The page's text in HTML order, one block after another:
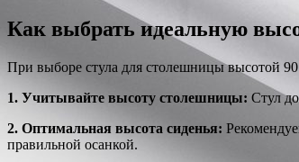
Как выбрать идеальную
При выборе стула для столешницы высотой
1. Учитывайте высоту столешницы: Стул
2. Оптимальная высота сиденья:
правильной осанкой.